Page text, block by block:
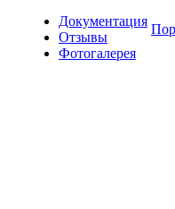
Документация
Отзывы
Фотогалерея